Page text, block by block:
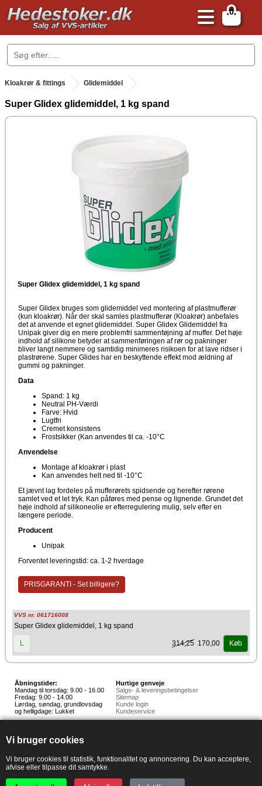
Vi bruger cookies
Vi bruger cookies til statistik, funktionalitet og annoncering. Du kan acceptere,
afvise eller tilpasse dit samtykke.
0
.
Kloakrør & fittings Glidemiddel
Super Glidex glidemiddel, 1 kg spand
Super Glidex glidemiddel, 1 kg spand
Super Glidex bruges som glidemiddel ved montering af plastmufferør
(kun kloakrør). Når der skal samles plastmufferør (Kloakrør) anbefales
det at anvende et egnet glidemiddel. Super Glidex Glidemiddel fra
Unipak giver dig en mere problemfri sammenføjning af muffer. Det høje
indhold af silikone betyder at sammenføringen af rør og pakninger
bliver langt nemmere og samtidig minimeres risikoen for at lave ridser i
plastrørene. Super Glides har en beskyttende effekt mod ældning af
gummi og pakninger.
Data
Spand: 1 kg
Neutral PH-Værdi
Farve: Hvid
Lugtfri
Cremet konsistens
Frostsikker (Kan anvendes til ca. -10°C
Anvendelse
Montage af kloakrør i plast
Kan anvendes helt ned til -10°C
Et jævnt lag fordeles på mufferørets spidsende og herefter rørene
samlet ved et let tryk. Kan påføres med pense og lignende. Grundet det
høje indhold af silikoneolie er efterregulering mulig, selv efter en
længere periode.
Producent
Unipak
Forventet leveringstid: ca. 1-2 hverdage
PRISGARANTI - Set billigere?
VVS nr. 061716008
Super Glidex glidemiddel, 1 kg spand
L 314,25 170,00 Køb
Åbningstider:
Mandag til torsdag: 9.00 - 16.00
Fredag: 9.00 - 14.00
Lørdag, søndag, grundlovsdag
og helligdage: Lukket
Hurtige genveje
Salgs- & leveringsbetingelser
Sitemap
Kunde login
Kundeservice
Hunnerupvej 3, 6920 Videbæk
E-mail:salg@hedestoker.dk
PA: